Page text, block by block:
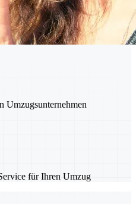
Umzugsunternehmen
für Ihren Umzug